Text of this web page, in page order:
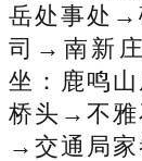
岳处事处
司→南新
坐：鹿鸣
桥头→不
→交通局